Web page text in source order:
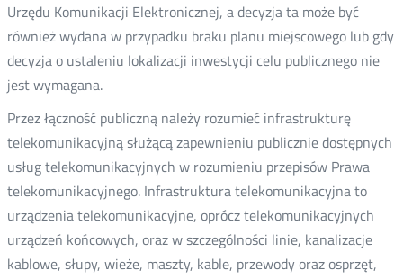
Urzędu Komunikacji Elektronicznej, a decyzja ta może być
również wydana w przypadku braku planu miejscowego lub gdy
decyzja o ustaleniu lokalizacji inwestycji celu publicznego nie
jest wymagana.
Przez łączność publiczną należy rozumieć infrastrukturę
telekomunikacyjną służącą zapewnieniu publicznie dostępnych
usług telekomunikacyjnych w rozumieniu przepisów Prawa
telekomunikacyjnego. Infrastruktura telekomunikacyjna to
urządzenia telekomunikacyjne, oprócz telekomunikacyjnych
urządzeń końcowych, oraz w szczególności linie, kanalizacje
kablowe, słupy, wieże, maszty, kable, przewody oraz osprzęt,